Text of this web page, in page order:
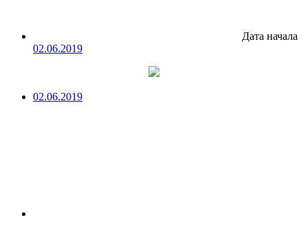
Дата начала
02.06.2019
02.06.2019